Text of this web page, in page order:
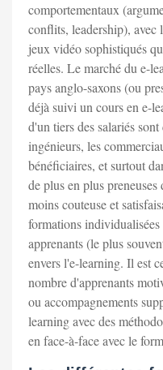
comportementaux
conflits, leadership), avec
jeux vidéo sophistiqués
réelles. Le marché du e-
pays anglo-saxons (ou
déjà suivi un cours en e-
d'un tiers des salariés
ingénieurs, les
bénéficiaires, et surtout
de plus en plus
moins couteuse et
formations
apprenants (le plus
envers l'e-learning. Il est
nombre d'apprenants
ou accompagnements
learning avec des
en face-à-face avec le